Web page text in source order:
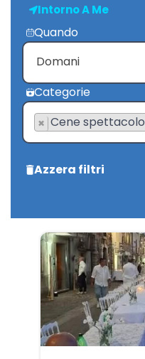
Intorno A Me
Quando
Domani
Categorie
× Cene spettacolo
Azzera filtri